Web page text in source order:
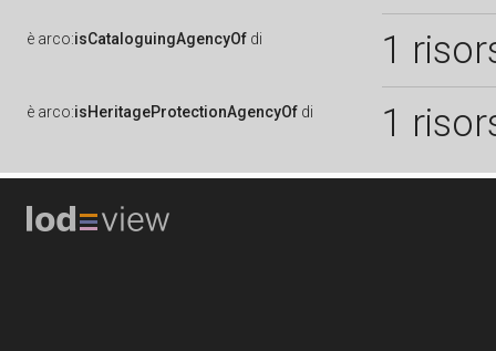
è arco:isCataloguingAgencyOf di 1
è arco:isHeritageProtectionAgencyOf di 1